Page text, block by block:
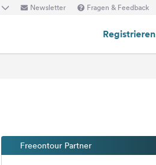
Newsletter Fragen & Feedback
Registrieren
Freeontour Partner